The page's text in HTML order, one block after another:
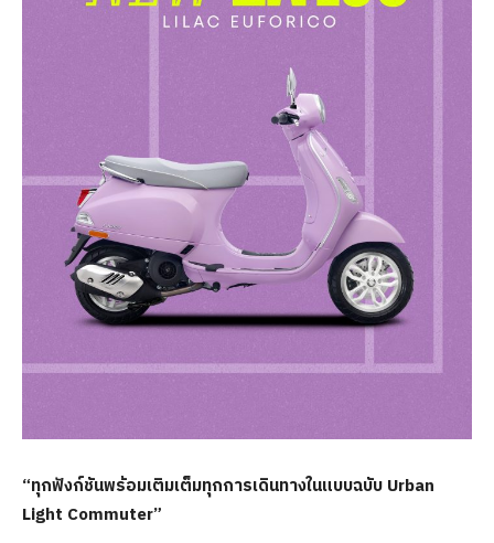
“ทุกฟังก์ชันพร้อมเติมเต็มทุกการเดินทางในแบบฉบับ Urban
Light Commuter”